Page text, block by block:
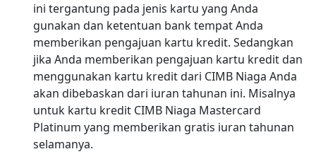
ini tergantung pada jenis kartu yang Anda
gunakan dan ketentuan bank tempat Anda
memberikan pengajuan kartu kredit. Sedangkan
jika Anda memberikan pengajuan kartu kredit dan
menggunakan kartu kredit dari CIMB Niaga Anda
akan dibebaskan dari iuran tahunan ini. Misalnya
untuk kartu kredit CIMB Niaga Mastercard
Platinum yang memberikan gratis iuran tahunan
selamanya.